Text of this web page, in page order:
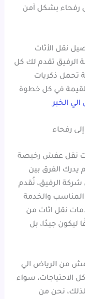
رفحاء بشكل آمن
نقل الأثاث
الرفيق تقدم لك كل
تحمل ذكريات
في كل خطوة
الخبر
رفحاء
نقل عفش رخيصة
يدرك الفرق بين
الرفيق، نُقدم
والخدمة
نقل اثاث من
ليكون جيدًا، بل
من الرياض الي
الاحتياجات، سواء
نحن من